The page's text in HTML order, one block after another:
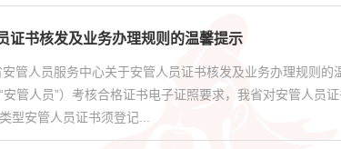
证书核发及业务办理规则的温馨提示
管人员服务中心关于安管人员证书核发及业务办理规则
安管人员”）考核合格证书电子证照要求，我省对安管人
型安管人员证书须登记...